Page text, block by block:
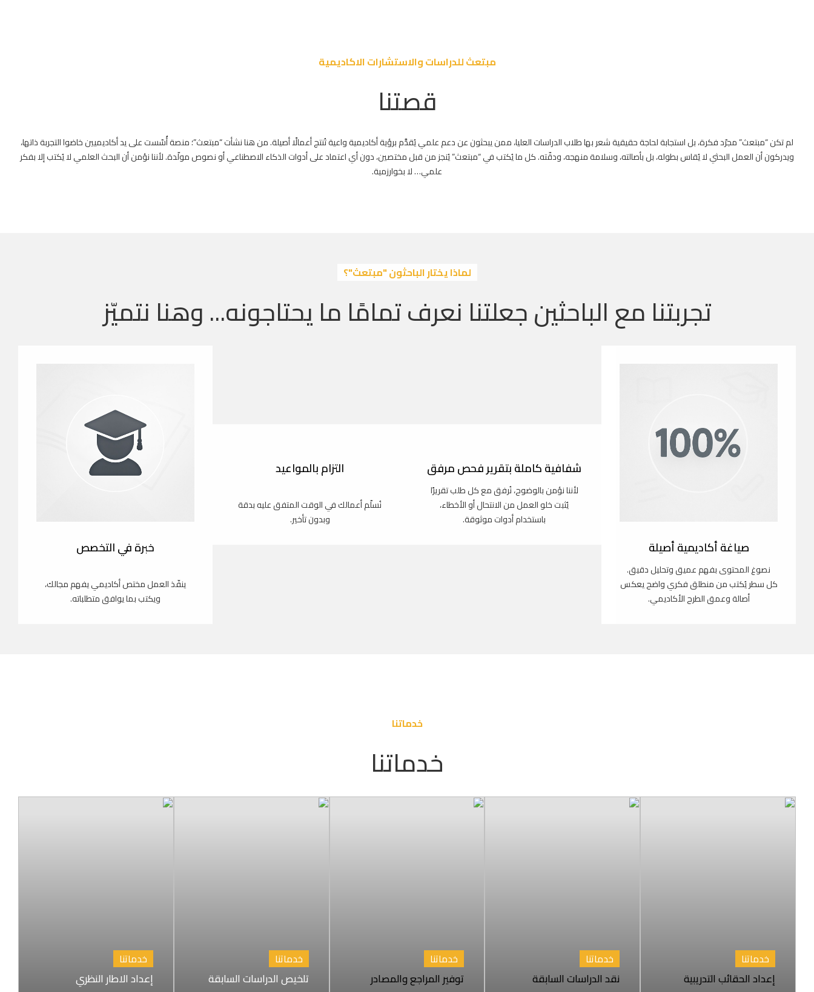
مبتعث للدراسات والاستشارات الاكاديمية
قصتنا
لم تكن “مبتعث” مجرّد فكرة، بل استجابة لحاجة حقيقية شعر بها طلاب الدراسات العليا، ممن يبحثون عن دعم علمي يُقدَّم برؤية أكاديمية واعية تُنتج أعمالًا أصيلة. من هنا نشأت “مبتعث”؛ منصة أُسّست على يد أكاديميين خاضوا التجربة ذاتها،
ويدركون أن العمل البحثي لا يُقاس بطوله، بل بأصالته، وسلامة منهجه، ودقّته. كل ما يُكتب في “مبتعث” يُنجز من قبل مختصين، دون أي اعتماد على أدوات الذكاء الاصطناعي أو نصوص مولّدة. لأننا نؤمن أن البحث العلمي لا يُكتب إلا بفكر
علمي… لا بخوارزمية.
لماذا يختار الباحثون "مبتعث"؟
تجربتنا مع الباحثين جعلتنا نعرف تمامًا ما يحتاجونه... وهنا نتميّز
صياغة أكاديمية أصيلة
نصوغ المحتوى بفهم عميق وتحليل دقيق.
كل سطر يُكتب من منطلق فكري واضح يعكس
أصالة وعمق الطرح الأكاديمي.
شفافية كاملة بتقرير فحص مرفق
لأننا نؤمن بالوضوح، نُرفق مع كل طلب تقريرًا
يُثبت خلو العمل من الانتحال أو الأخطاء،
باستخدام أدوات موثوقة.
التزام بالمواعيد
نُسلّم أعمالك في الوقت المتفق عليه بدقة
وبدون تأخير.
خبرة في التخصص
ينفّذ العمل مختص أكاديمي يفهم مجالك،
ويكتب بما يوافق متطلباته.
خدماتنا
خدماتنا
خدماتنا
إعداد الحقائب التدريبية
خدماتنا
نقد الدراسات السابقة
خدماتنا
توفير المراجع والمصادر
خدماتنا
تلخيص الدراسات السابقة
خدماتنا
إعداد الاطار النظري